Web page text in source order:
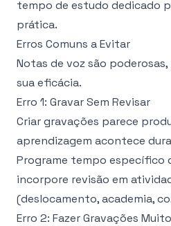
tempo de estudo dedicado
prática.
Erros Comuns a Evitar
Notas de voz são
sua eficácia.
Erro 1: Gravar Sem Revisar
Criar gravações parece
aprendizagem acontece
Programe tempo específico
incorpore revisão em
(deslocamento, academia,
Erro 2: Fazer Gravações